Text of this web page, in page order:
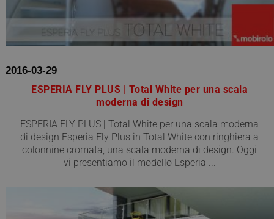
2016-03-29
ESPERIA FLY PLUS | Total White per una scala
moderna di design
ESPERIA FLY PLUS | Total White per una scala moderna
di design Esperia Fly Plus in Total White con ringhiera a
colonnine cromata, una scala moderna di design. Oggi
vi presentiamo il modello Esperia ...